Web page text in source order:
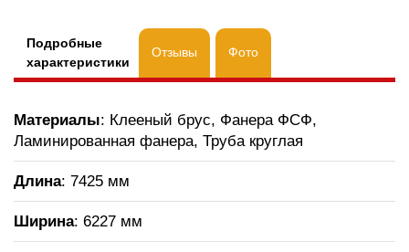
Подробные
характеристики
Отзывы Фото
Материалы: Клееный брус, Фанера ФСФ,
Ламинированная фанера, Труба круглая
Длина: 7425 мм
Ширина: 6227 мм